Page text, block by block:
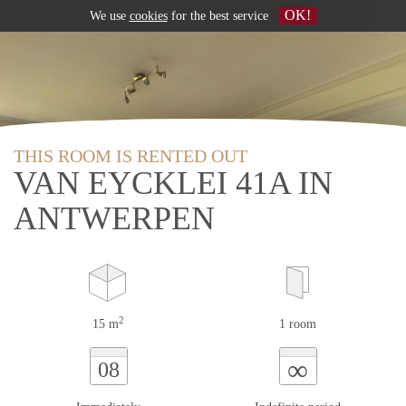
THIS ROOM IS RENTED OUT
VAN EYCKLEI 41A IN
ANTWERPEN
15 m2 1 room
08 ∞
We use cookiesfor the best service OK!